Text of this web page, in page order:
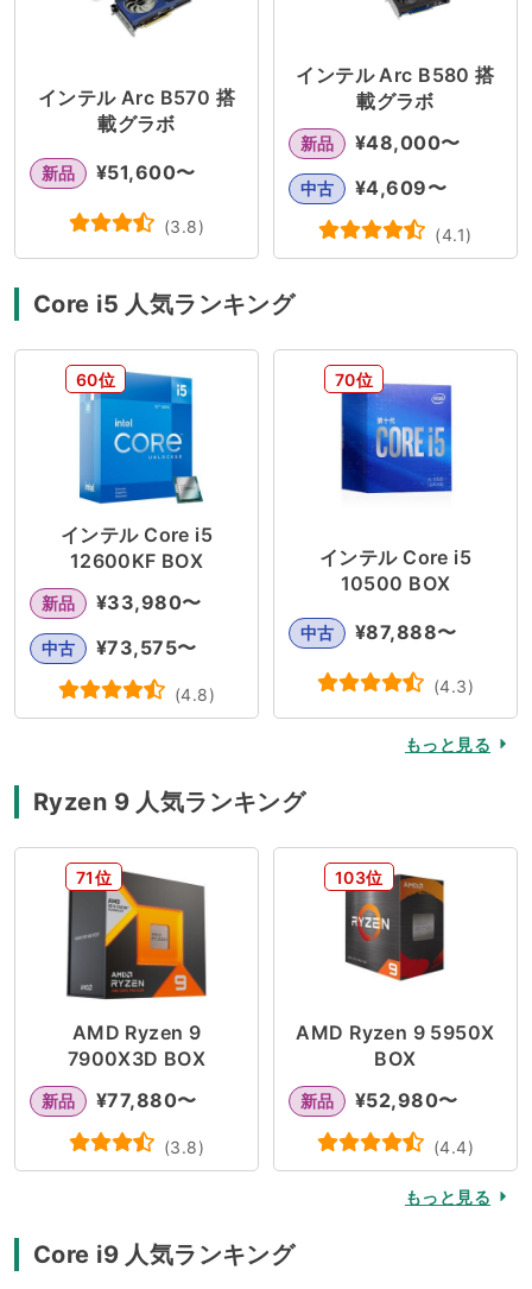
インテル Arc B570 搭
載グラボ
新品 ¥51,600〜
(3.8)
インテル Arc B580 搭
載グラボ
新品 ¥48,000〜
中古 ¥4,609〜
(4.1)
Core i5 人気ランキング
60位
インテル Core i5
12600KF BOX
新品 ¥33,980〜
中古 ¥73,575〜
(4.8)
70位
インテル Core i5
10500 BOX
中古 ¥87,888〜
(4.3)
もっと見る
Ryzen 9 人気ランキング
71位
AMD Ryzen 9
7900X3D BOX
新品 ¥77,880〜
(3.8)
103位
AMD Ryzen 9 5950X
BOX
新品 ¥52,980〜
(4.4)
もっと見る
Core i9 人気ランキング